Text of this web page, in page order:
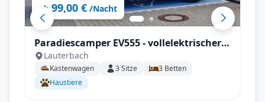
ab 99,00 € /Nacht
Paradiescamper EV555 - vollelektrischer
Kastenwagen, 100% Autark
Lauterbach
Kastenwagen 3Sitze 3 Betten
Haustiere